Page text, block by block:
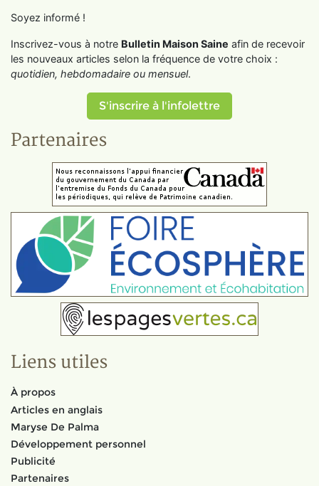
Soyez informé !
Inscrivez-vous à notre Bulletin Maison Saine afin de recevoir
les nouveaux articles selon la fréquence de votre choix :
quotidien, hebdomadaire ou mensuel.
S'inscrire à l'infolettre
Partenaires
Liens utiles
À propos
Articles en anglais
Maryse De Palma
Développement personnel
Publicité
Partenaires